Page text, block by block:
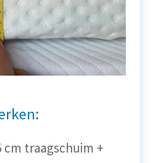
cm traagschuim +